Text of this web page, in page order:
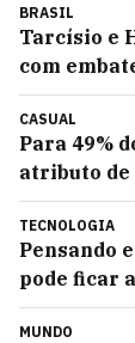
BRASIL
Tarcísio e
com
CASUAL
Para 49%
atributo de
TECNOLOGIA
Pensando
pode ficar
MUNDO